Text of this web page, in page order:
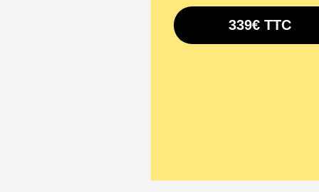
339€ TTC